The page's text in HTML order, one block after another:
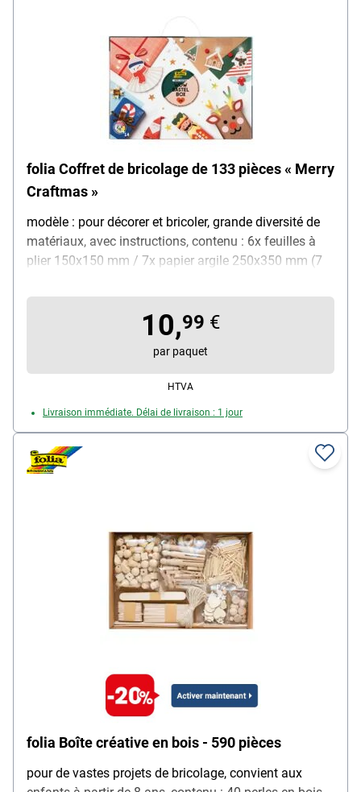
folia Coffret de bricolage de 133 pièces « Merry
Craftmas »
modèle : pour décorer et bricoler, grande diversité de
matériaux, avec instructions, contenu : 6x feuilles à
plier 150x150 mm / 7x papier argile 250x350 mm (7
/ 1x carton kraft natron 250x350 mm / 2x papier irisé
175x250 mm (2 couleurs) / 4x carton à motifs
175x250 mm / 4x papier à motifs 250x350 mm / 2x
Papier transparent 250x350 mm (blanc) / 2x carton
ondulé 250x350 mm / 1 m de ruban satin 5 mm
chenille 500 mm (5 couleurs) / 1x poudre à paillettes
(or) / 80x stickers pailletés / 2x papier crépon 250 x
680 mm (2 couleurs), couleur : multicolore, contenu de
la livraison : 133 pièces, boîte en carton multicolore
10,99 €
par paquet
HTVA
Livraison immédiate. Délai de livraison : 1 jour
folia Boîte créative en bois - 590 pièces
pour de vastes projets de bricolage, convient aux